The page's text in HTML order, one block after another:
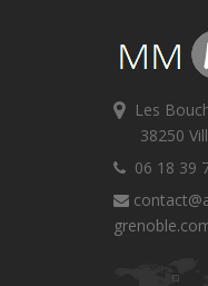
Les
38250
06 18 39